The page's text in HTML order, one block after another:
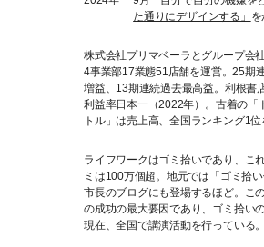
た通りにデザインする」
株式会社プリマベーラとグループ会
4事業部17業態51店舗を運営。25期
増益、13期連続過去最高益。利根書
利益率日本一（2022年）。古着の「
トル」は売上高、全国ランキング1位
ライフワークはゴミ拾いであり、こ
ミは100万個超。地元では「ゴミ拾
市長のブログにも登場するほど。こ
の成功の最大要因であり、ゴミ拾い
現在、全国で講演活動を行っている。